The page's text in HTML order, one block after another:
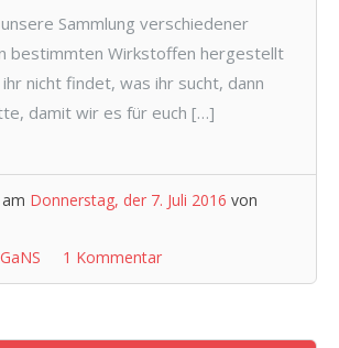
Sammlung verschiedener
bestimmten Wirkstoffen hergestellt
nicht findet, was ihr sucht, dann
damit wir es für euch […]
Donnerstag, der 7. Juli 2016 von
GaNS 1 Kommentar